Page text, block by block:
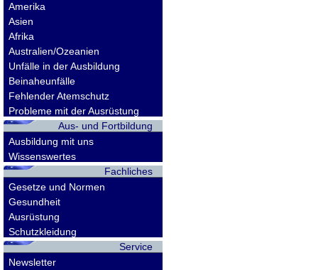
Amerika
Asien
Afrika
Australien/Ozeanien
Unfälle in der Ausbildung
Beinaheunfälle
Fehlender Atemschutz
Probleme mit der Ausrüstung
Aus- und Fortbildung
Ausbildung mit uns
Wissenswertes
Fachliches
Gesetze und Normen
Gesundheit
Ausrüstung
Schutzkleidung
Service
Newsletter